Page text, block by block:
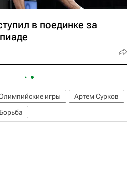
в поединке за
игры
Артем Сурков
Борьба